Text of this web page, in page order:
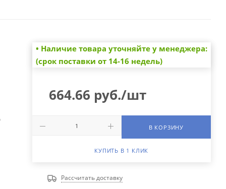
• Наличие товара уточняйте у менеджера:
(срок поставки от 14-16 недель)
664.66 руб./шт
В КОРЗИНУ
КУПИТЬ В 1 КЛИК
Рассчитать доставку